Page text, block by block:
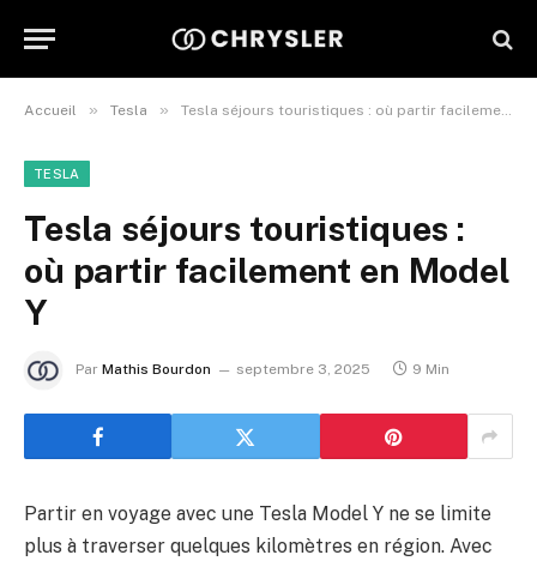
Accueil » Tesla » Tesla séjours touristiques : où partir facilement en Model Y
TESLA
Tesla séjours touristiques :
où partir facilement en Model
Y
Par Mathis Bourdon septembre 3, 2025 9 Min
Partir en voyage avec une Tesla Model Y ne se limite
plus à traverser quelques kilomètres en région. Avec